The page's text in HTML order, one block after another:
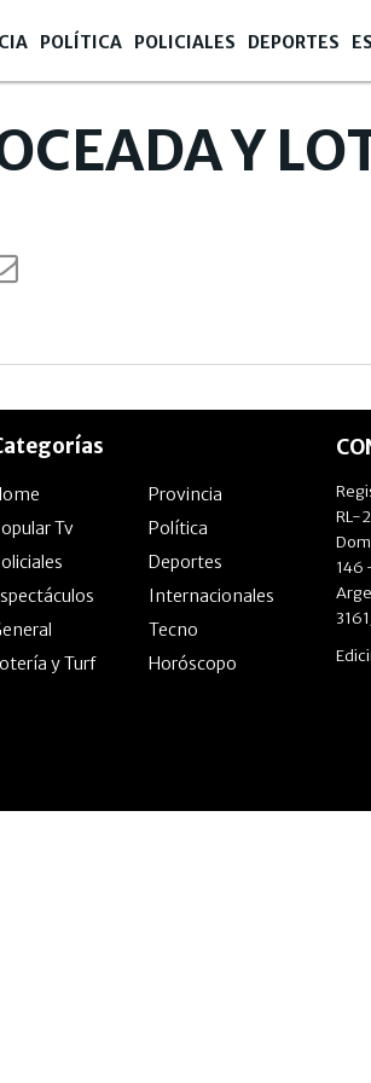
POLÍTICA POLICIALES DEPORTES
Y
Provincia
Tv
Política
Deportes
Internacionales
Tecno
y Turf
Horóscopo
RL-
146